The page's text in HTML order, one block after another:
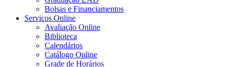
Bolsas e Financiamentos
Serviços Online
Avaliação Online
Biblioteca
Calendários
Catálogo Online
Grade de Horários